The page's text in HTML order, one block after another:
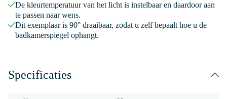
De kleurtemperatuur van het licht is instelbaar en daardoor aan
te passen naar wens.
Dit exemplaar is 90° draaibaar, zodat u zelf bepaalt hoe u de
badkamerspiegel ophangt.
Specificaties